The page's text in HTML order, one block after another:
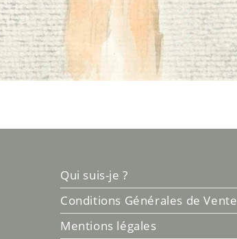
Qui suis-je ?
Conditions Générales de Vente
Mentions légales